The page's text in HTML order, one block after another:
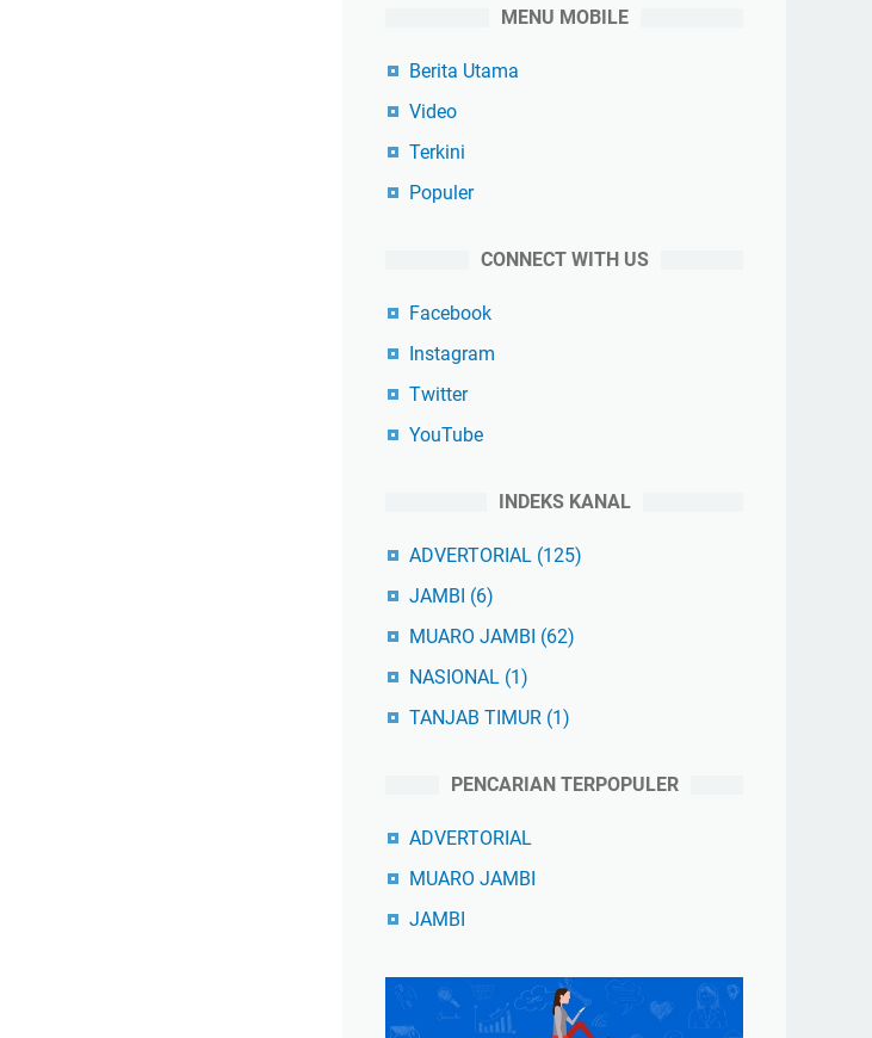
MENU MOBILE
Berita Utama
Video
Terkini
Populer
CONNECT WITH US
Facebook
Instagram
Twitter
YouTube
INDEKS KANAL
ADVERTORIAL (125)
JAMBI (6)
MUARO JAMBI (62)
NASIONAL (1)
TANJAB TIMUR (1)
PENCARIAN TERPOPULER
ADVERTORIAL
MUARO JAMBI
JAMBI